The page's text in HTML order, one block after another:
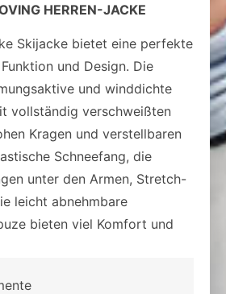
HERREN-JACKE
Skijacke bietet eine perfekte
und Design. Die
und winddichte
vollständig verschweißten
Kragen und verstellbaren
Schneefang, die
unter den Armen, Stretch-
leicht abnehmbare
bieten viel Komfort und